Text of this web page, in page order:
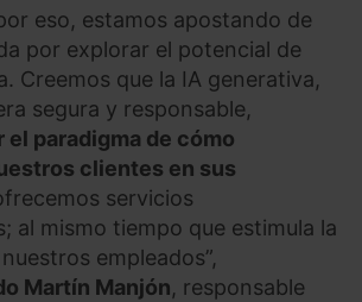
eso, estamos apostando de
por explorar el potencial de
Creemos que la IA generativa,
segura y responsable,
el paradigma de cómo
clientes en sus
servicios
al mismo tiempo que estimula la
empleados”,
Martín Manjón, responsable